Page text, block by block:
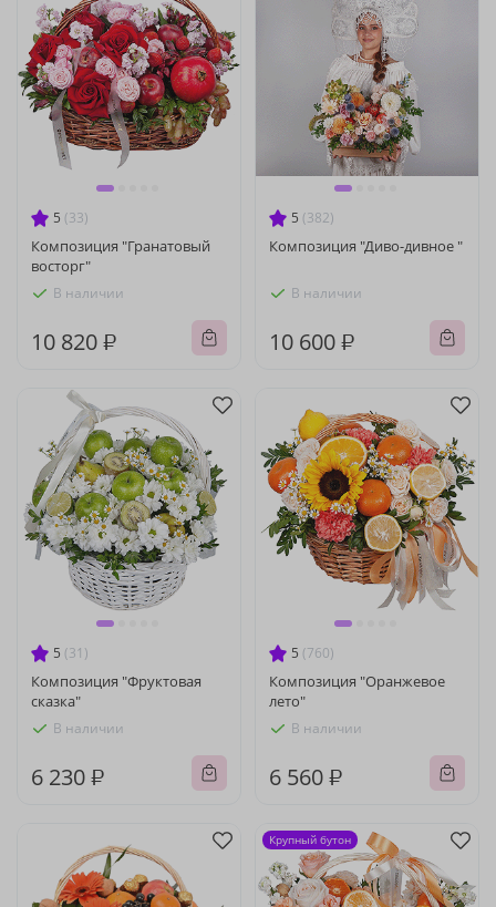
5 (33)
Композиция "Гранатовый
восторг"
В наличии
10 820 ₽
5 (382)
Композиция "Диво-дивное "
В наличии
10 600 ₽
5 (31)
Композиция "Фруктовая
сказка"
В наличии
6 230 ₽
5 (760)
Композиция "Оранжевое
лето"
В наличии
6 560 ₽
Крупный бутон